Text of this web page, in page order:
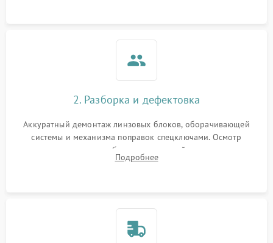
2. Разборка и дефектовка
Аккуратный демонтаж линзовых блоков, оборачивающей
системы и механизма поправок спецключами. Осмотр
внутренних резьбовых соединений, пружин и
уплотнительных колец. Поиск причин люфта, смещения
Подробнее